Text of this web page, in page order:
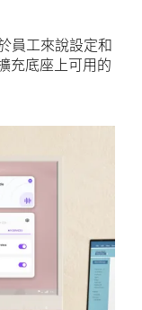
員工來說設定和
充底座上可用的